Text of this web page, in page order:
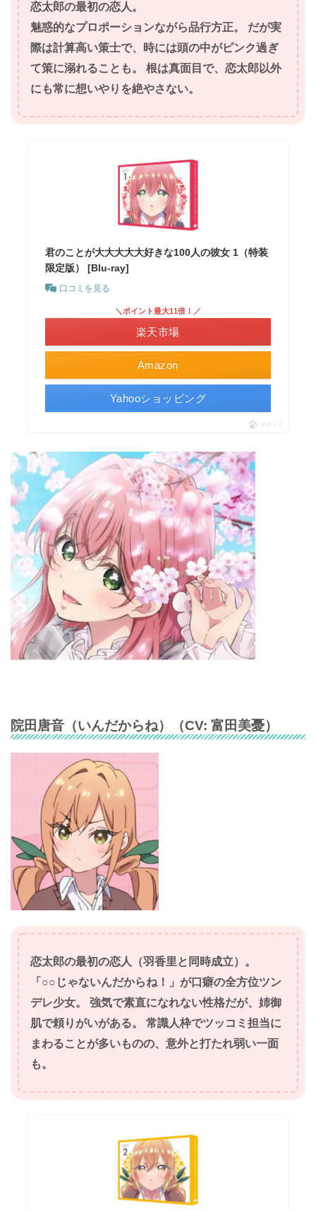
恋太郎の最初の恋人。
魅惑的なプロポーションながら品行方正。 だが実
際は計算高い策士で、時には頭の中がピンク過ぎ
て策に溺れることも。 根は真面目で、恋太郎以外
にも常に想いやりを絶やさない。
君のことが大大大大大好きな100人の彼女 1（特装
限定版） [Blu-ray]
口コミを見る
Amazon
＼ポイント最大11倍！／
楽天市場
Yahooショッピング
ポチップ
院田唐音 （いんだからね）（CV: 富田美憂）
恋太郎の最初の恋人（羽香里と同時成立）。
「○○じゃないんだからね！」が口癖の全方位ツン
デレ少女。 強気で素直になれない性格だが、姉御
肌で頼りがいがある。 常識人枠でツッコミ担当に
まわることが多いものの、意外と打たれ弱い一面
も 。